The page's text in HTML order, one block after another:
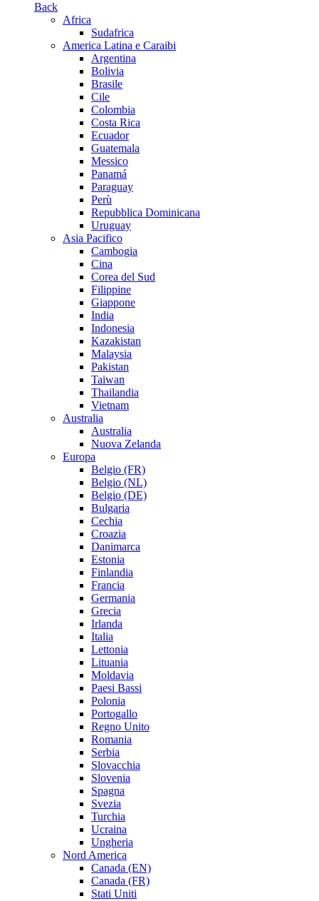
Back
Africa
Sudafrica
America Latina e Caraibi
Argentina
Bolivia
Brasile
Cile
Colombia
Costa Rica
Ecuador
Guatemala
Messico
Panamá
Paraguay
Perù
Repubblica Dominicana
Uruguay
Asia Pacifico
Cambogia
Cina
Corea del Sud
Filippine
Giappone
India
Indonesia
Kazakistan
Malaysia
Pakistan
Taiwan
Thailandia
Vietnam
Australia
Australia
Nuova Zelanda
Europa
Belgio (FR)
Belgio (NL)
Belgio (DE)
Bulgaria
Cechia
Croazia
Danimarca
Estonia
Finlandia
Francia
Germania
Grecia
Irlanda
Italia
Lettonia
Lituania
Moldavia
Paesi Bassi
Polonia
Portogallo
Regno Unito
Romania
Serbia
Slovacchia
Slovenia
Spagna
Svezia
Turchia
Ucraina
Ungheria
Nord America
Canada (EN)
Canada (FR)
Stati Uniti